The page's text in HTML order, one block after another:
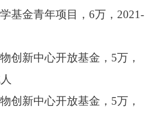
基金青年项目， 6万，2021-
创新中心开放基金， 5万，
创新中心开放基金， 5万，